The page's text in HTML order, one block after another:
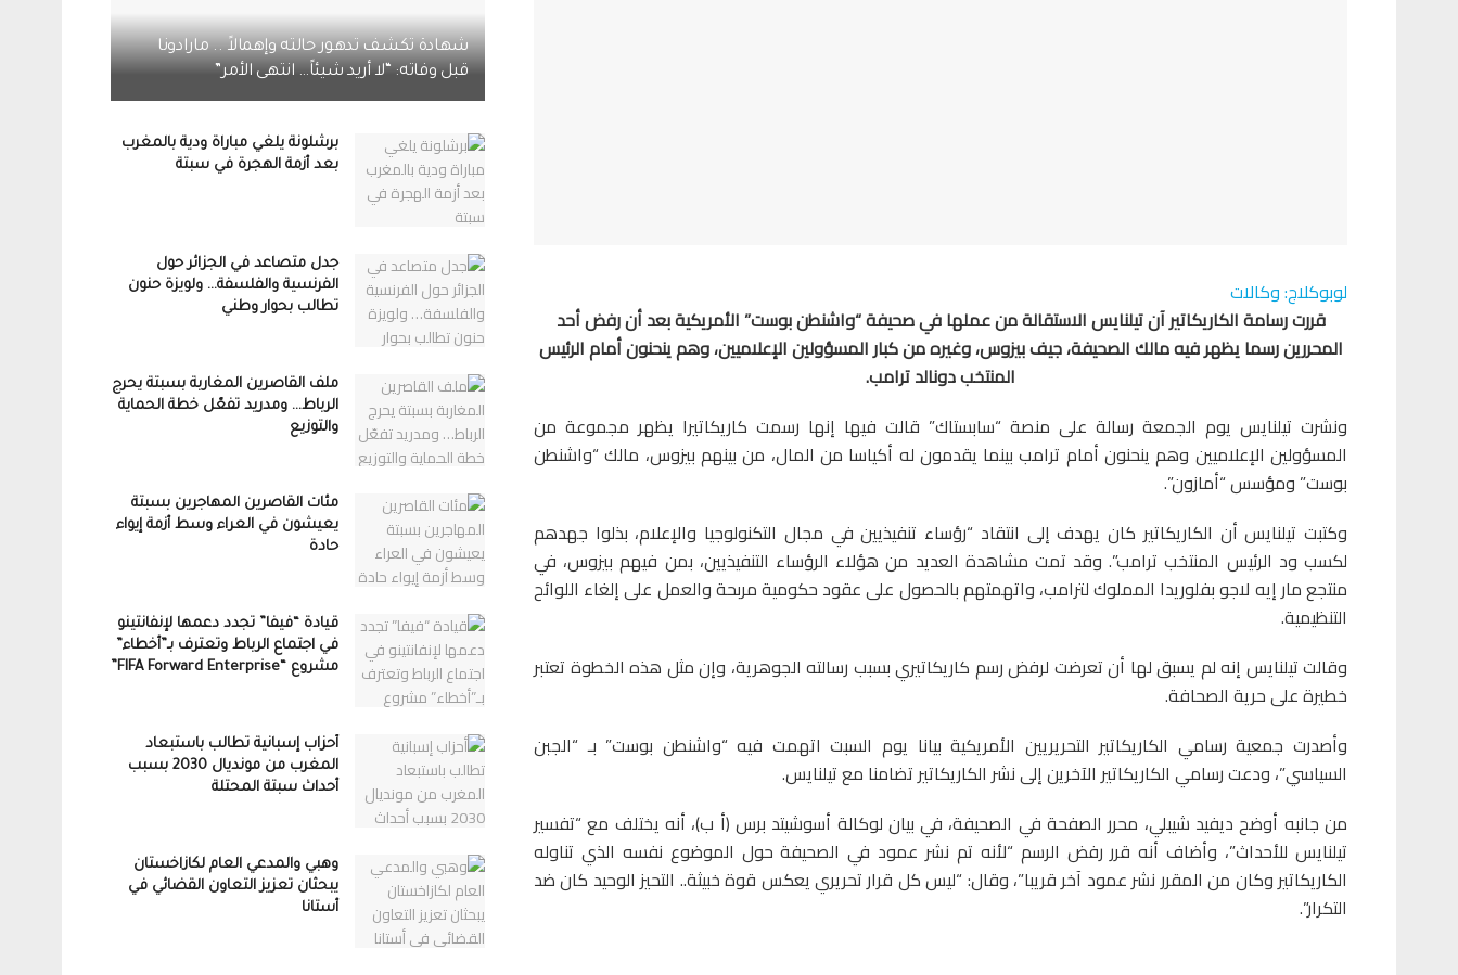
لوبوكلاج: وكالات
قررت رسامة الكاريكاتير آن تيلنايس الاستقالة من عملها في صحيفة “واشنطن بوست” الأمريكية بعد أن رفض أحد
المحررين رسما يظهر فيه مالك الصحيفة، جيف بيزوس، وغيره من كبار المسؤولين الإعلاميين، وهم ينحنون أمام الرئيس
المنتخب دونالد ترامب.
ونشرت تيلنايس يوم الجمعة رسالة على منصة “سابستاك” قالت فيها إنها رسمت كاريكاتيرا يظهر مجموعة من
المسؤولين الإعلاميين وهم ينحنون أمام ترامب بينما يقدمون له أكياسا من المال، من بينهم بيزوس، مالك “واشنطن
بوست” ومؤسس “أمازون”.
وكتبت تيلنايس أن الكاريكاتير كان يهدف إلى انتقاد “رؤساء تنفيذيين في مجال التكنولوجيا والإعلام، بذلوا جهدهم
لكسب ود الرئيس المنتخب ترامب”. وقد تمت مشاهدة العديد من هؤلاء الرؤساء التنفيذيين، بمن فيهم بيزوس، في
منتجع مار إيه لاجو بفلوريدا المملوك لترامب، واتهمتهم بالحصول على عقود حكومية مربحة والعمل على إلغاء اللوائح
التنظيمية.
وقالت تيلنايس إنه لم يسبق لها أن تعرضت لرفض رسم كاريكاتيري بسبب رسالته الجوهرية، وإن مثل هذه الخطوة تعتبر
خطيرة على حرية الصحافة.
وأصدرت جمعية رسامي الكاريكاتير التحريريين الأمريكية بيانا يوم السبت اتهمت فيه “واشنطن بوست” بـ “الجبن
السياسي”، ودعت رسامي الكاريكاتير الآخرين إلى نشر الكاريكاتير تضامنا مع تيلنايس.
من جانبه أوضح ديفيد شيبلي، محرر الصفحة في الصحيفة، في بيان لوكالة أسوشيتد برس (أ ب)، أنه يختلف مع “تفسير
تيلنايس للأحداث”، وأضاف أنه قرر رفض الرسم “لأنه تم نشر عمود في الصحيفة حول الموضوع نفسه الذي تناوله
الكاريكاتير وكان من المقرر نشر عمود آخر قريبا”، وقال: “ليس كل قرار تحريري يعكس قوة خبيثة.. التحيز الوحيد كان ضد
التكرار”.
شهادة تكشف تدهور حالته وإهمالاً .. مارادونا
قبل وفاته: “لا أريد شيئاً… انتهى الأمر”
برشلونة يلغي مباراة ودية بالمغرب
بعد أزمة الهجرة في سبتة
جدل متصاعد في الجزائر حول
الفرنسية والفلسفة… ولويزة حنون
تطالب بحوار وطني
ملف القاصرين المغاربة بسبتة يحرج
الرباط… ومدريد تفعّل خطة الحماية
والتوزيع
مئات القاصرين المهاجرين بسبتة
يعيشون في العراء وسط أزمة إيواء
حادة
قيادة “فيفا” تجدد دعمها لإنفانتينو
في اجتماع الرباط وتعترف بـ”أخطاء”
مشروع “FIFA Forward Enterprise”
أحزاب إسبانية تطالب باستبعاد
المغرب من مونديال 2030 بسبب
أحداث سبتة المحتلة
وهبي والمدعي العام لكازاخستان
يبحثان تعزيز التعاون القضائي في
أستانا